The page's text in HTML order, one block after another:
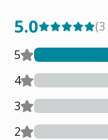
5.0 (3
5
4
3
2